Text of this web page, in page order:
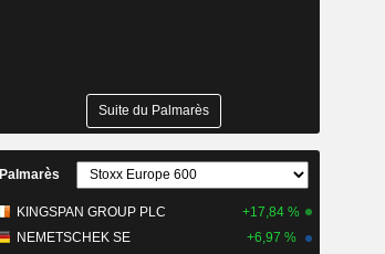
Suite du Palmarès
Palmarès
KINGSPAN GROUP PLC
+17,84 %
NEMETSCHEK SE
+6,97 %